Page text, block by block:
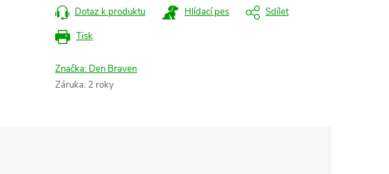
Tisk
Dotaz k produktu Hlídací pes Sdílet
Značka: Den Braven
Záruka: 2 roky